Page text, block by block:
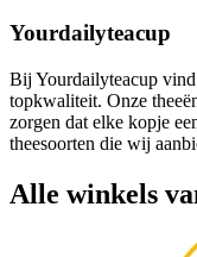
Yourdailyteacup
Bij Yourdailyteacup vind
topkwaliteit. Onze
zorgen dat elke kopje
theesoorten die wij
Alle winkels